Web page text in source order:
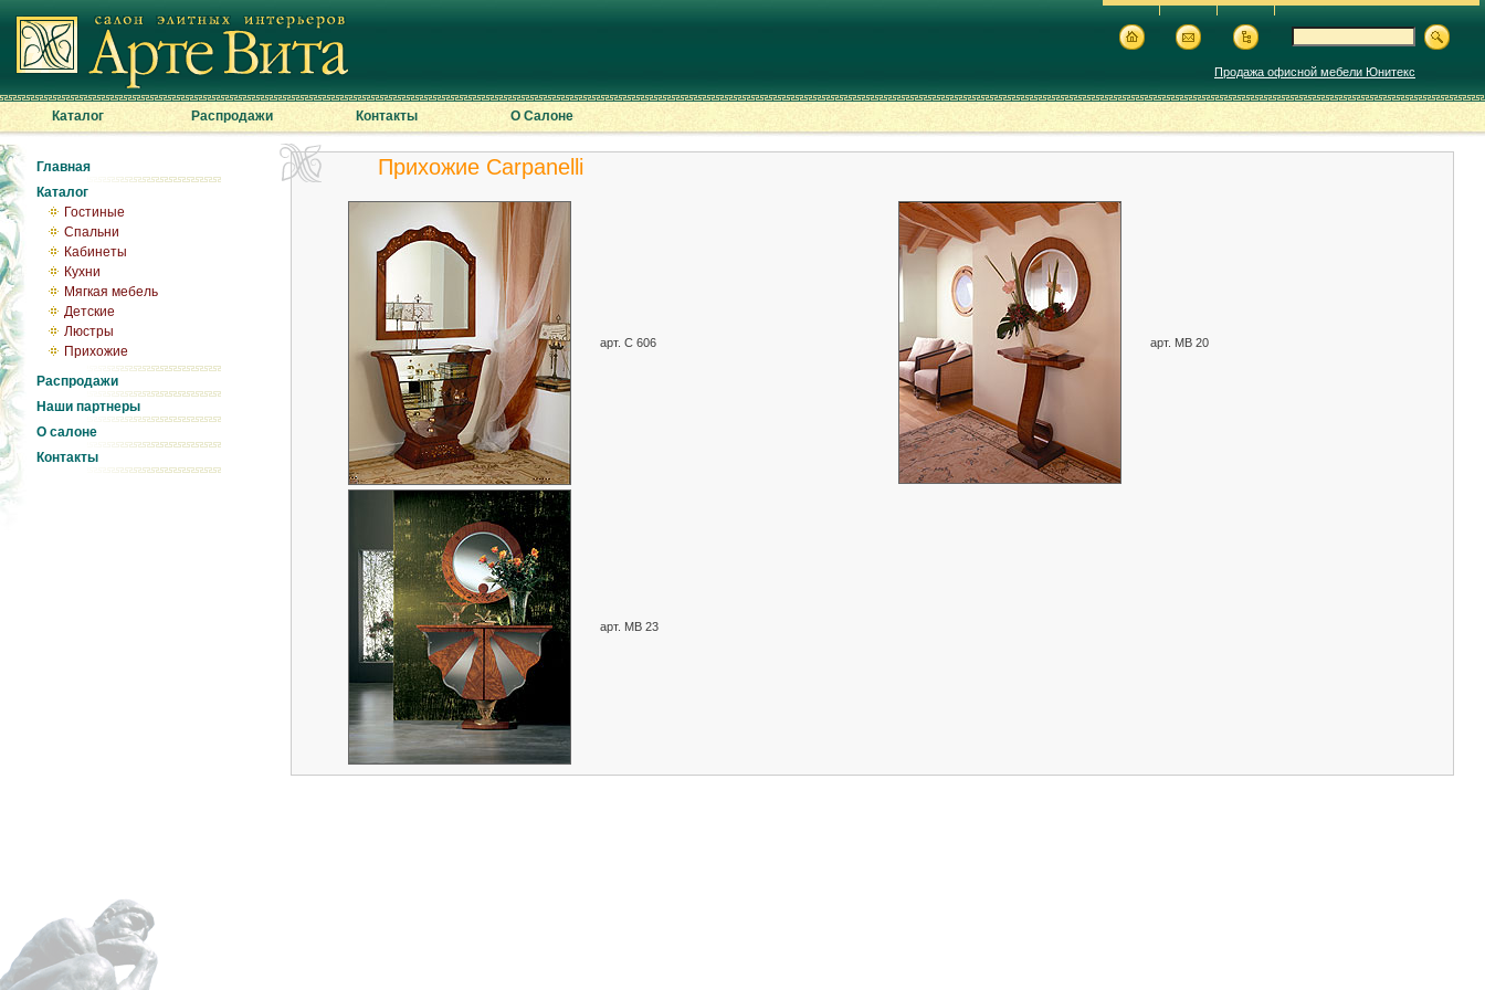
Продажа офисной мебели Юнитекс
Каталог Распродажи Контакты О Салоне
Главная
Каталог
Гостиные
Спальни
Кабинеты
Кухни
Мягкая мебель
Детские
Люстры
Прихожие
Распродажи
Наши партнеры
О салоне
Контакты
Прихожие Carpanelli
арт. C 606 арт. MB 20
арт. MB 23